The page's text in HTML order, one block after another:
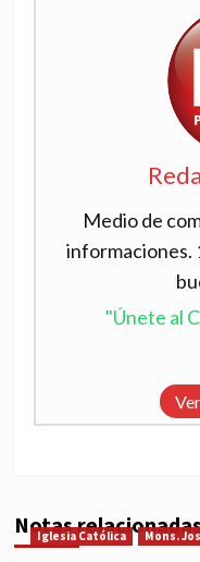
Medio de
informaciones.
"Únete al
Notas
Iglesia Católica Mons.